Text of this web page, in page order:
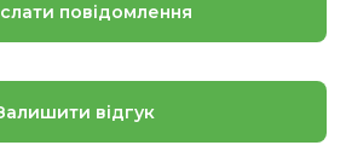
повідомлення
відгук